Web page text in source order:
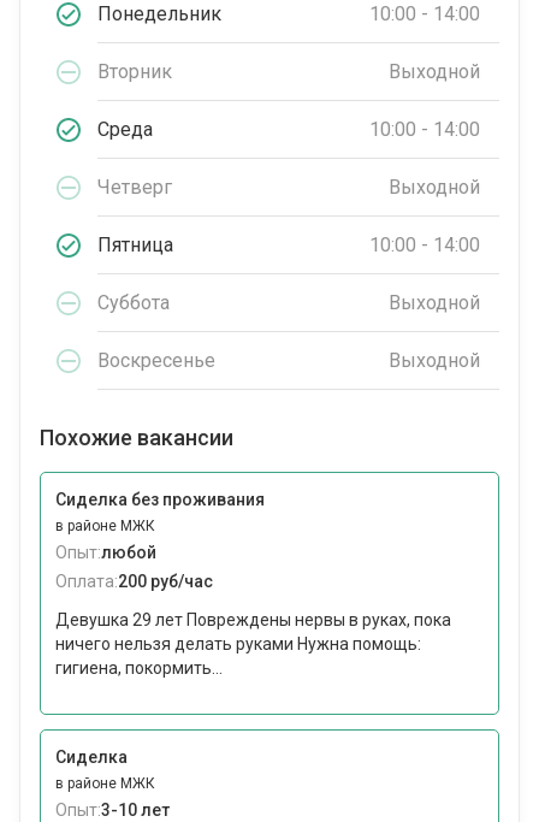
Понедельник 10:00 - 14:00
Вторник Выходной
Среда 10:00 - 14:00
Четверг Выходной
Пятница 10:00 - 14:00
Суббота Выходной
Воскресенье Выходной
Похожие вакансии
Сиделка без проживания
в районе МЖК
Опыт:любой
Оплата:200 руб/час
Девушка 29 лет Повреждены нервы в руках, пока
ничего нельзя делать руками Нужна помощь:
гигиена, покормить...
Сиделка
в районе МЖК
Опыт:3-10 лет